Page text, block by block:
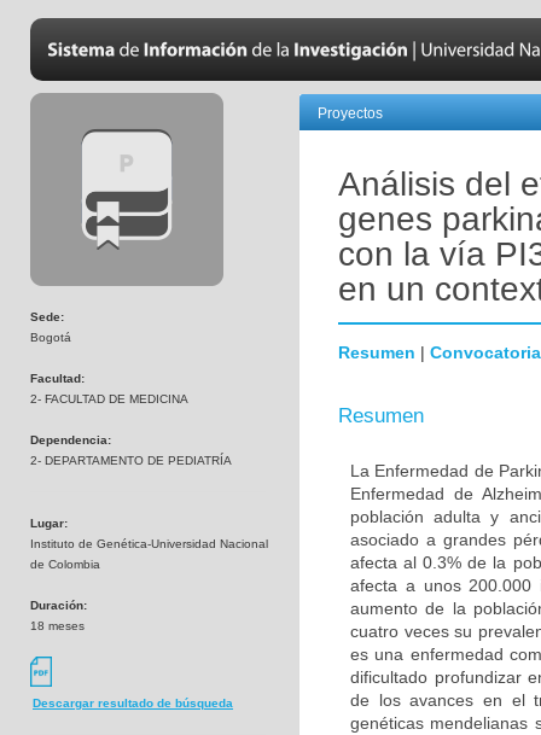
Sede:
Bogotá
Facultad:
2- FACULTAD DE MEDICINA
Dependencia:
2- DEPARTAMENTO DE PEDIATRÍA
Lugar:
Instituto de Genética-Universidad Nacional
de Colombia
Duración:
18 meses
Descargar resultado de búsqueda
Proyectos
Análisis del
genes
con la vía
en un
Resumen | Convocatoria
Resumen
La Enfermedad de
Enfermedad de
población adulta y
asociado a grandes
afecta al 0.3% de la
afecta a unos 200.000
aumento de la
cuatro veces su
es una enfermedad
dificultado profundizar
de los avances en el
genéticas mendelianas